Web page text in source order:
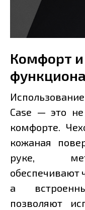
Комфорт и
Case — это
комфорте.
кожаная
руке,
обеспечивают
а
позволяют